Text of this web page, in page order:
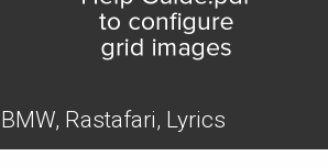
BMW, Rastafari, Lyrics